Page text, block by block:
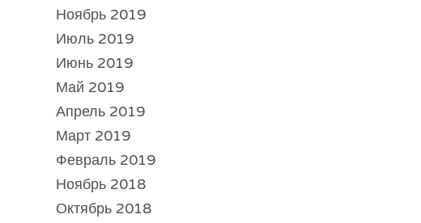
Ноябрь 2019
Июль 2019
Июнь 2019
Май 2019
Апрель 2019
Март 2019
Февраль 2019
Ноябрь 2018
Октябрь 2018